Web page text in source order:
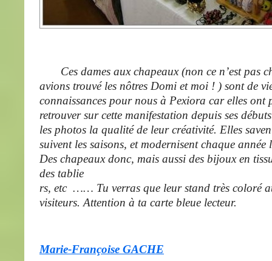
Ces dames aux chapeaux (non ce n’est pas
avions trouvé les nôtres Domi et moi ! ) sont de
connaissances pour nous à Pexiora car elles ont
retrouver sur cette manifestation depuis ses
les photos la qualité de leur créativité. Elles
suivent les saisons, et modernisent chaque année
Des chapeaux donc, mais aussi des bijoux en
des tablie
rs, etc …… Tu verras que leur stand très coloré
visiteurs. Attention à ta carte bleue lecteur.
Marie-Françoise GACHE